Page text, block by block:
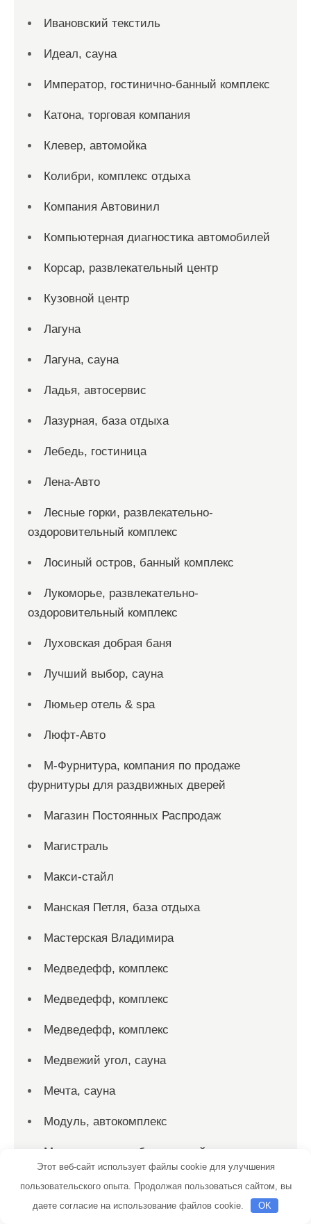
Ивановский текстиль
Идеал, сауна
Император, гостинично-банный комплекс
Катона, торговая компания
Клевер, автомойка
Колибри, комплекс отдыха
Компания Автовинил
Компьютерная диагностика автомобилей
Корсар, развлекательный центр
Кузовной центр
Лагуна
Лагуна, сауна
Ладья, автосервис
Лазурная, база отдыха
Лебедь, гостиница
Лена-Авто
Лесные горки, развлекательно-
оздоровительный комплекс
Лосиный остров, банный комплекс
Лукоморье, развлекательно-
оздоровительный комплекс
Луховская добрая баня
Лучший выбор, сауна
Люмьер отель & spa
Люфт-Авто
М-Фурнитура, компания по продаже
фурнитуры для раздвижных дверей
Магазин Постоянных Распродаж
Магистраль
Макси-стайл
Манская Петля, база отдыха
Мастерская Владимира
Медведефф, комплекс
Медведефф, комплекс
Медведефф, комплекс
Медвежий угол, сауна
Мечта, сауна
Модуль, автокомплекс
Монастырская изба, гостевой дом
Мотор сервис
На Донгузской, сауна
Этот веб-сайт использует файлы cookie для улучшения
пользовательского опыта. Продолжая пользоваться сайтом, вы
даете согласие на использование файлов cookie.
OK